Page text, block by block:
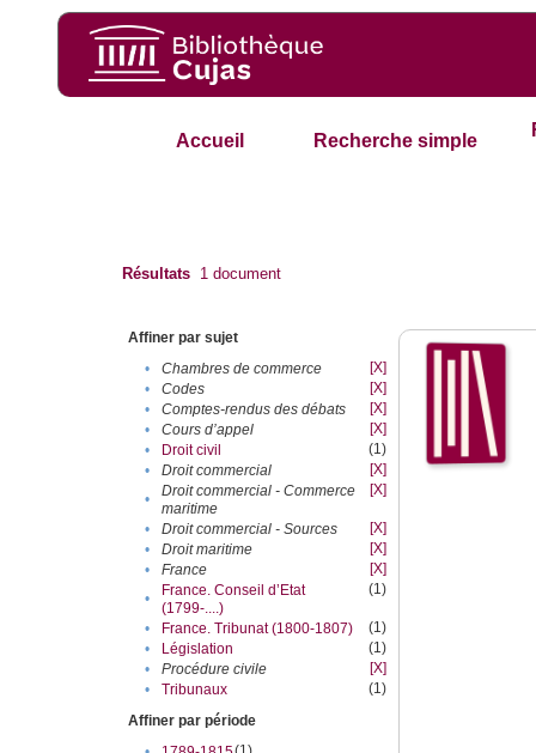
Accueil Recherche simple
Résultats 1 document
Affiner par sujet
•
Chambres de commerce
[X]
•
Codes
[X]
•
Comptes-rendus des débats
[X]
•
Cours d’appel
[X]
•
Droit civil
(1)
•
Droit commercial
[X]
•
Droit commercial - Commerce
maritime
[X]
• Droit commercial - Sources
[X]
•
Droit maritime
[X]
•
France
[X]
•
France. Conseil d’Etat
(1799-....)
(1)
• France. Tribunat (1800-1807)
(1)
•
Législation
(1)
•
Procédure civile
[X]
•
Tribunaux
(1)
Affiner par période